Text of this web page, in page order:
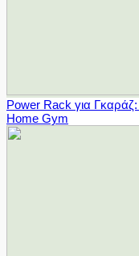
Power Rack για
Home Gym